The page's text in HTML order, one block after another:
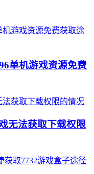
单机游戏资源免费
无法获取下载权限